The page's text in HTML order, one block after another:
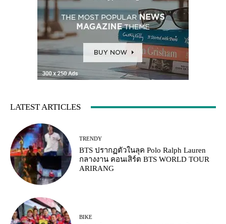
LATEST ARTICLES
TRENDY
BTS ปรากฏตัวในลุค Polo Ralph Lauren
กลางงาน คอนเสิร์ต BTS WORLD TOUR
ARIRANG
BIKE